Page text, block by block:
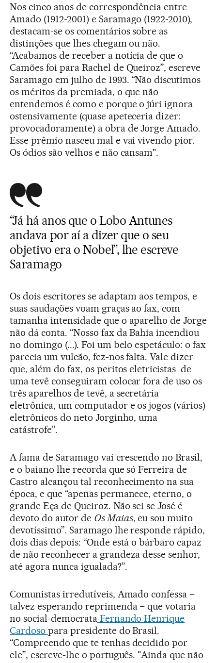
Nos cinco anos de correspondência entre
Amado (1912-2001) e Saramago (1922-2010),
destacam-se os comentários sobre as
distinções que lhes chegam ou não.
“Acabamos de receber a notícia de que o
Camões foi para Rachel de Queiroz”, escreve
Saramago em julho de 1993. “Não discutimos
os méritos da premiada, o que não
entendemos é como e porque o júri ignora
ostensivamente (quase apeteceria dizer:
provocadoramente) a obra de Jorge Amado.
Esse prêmio nasceu mal e vai vivendo pior.
Os ódios são velhos e não cansam".
“Já há anos que o Lobo Antunes
andava por aí a dizer que o seu
objetivo era o Nobel”, lhe escreve
Saramago
Os dois escritores se adaptam aos tempos, e
suas saudações voam graças ao fax, com
tamanha intensidade que o aparelho de Jorge
não dá conta. “Nosso fax da Bahia incendiou
no domingo (...). Foi um belo espetáculo: o fax
parecia um vulcão, fez-nos falta. Vale dizer
que, além do fax, os peritos eletricistas de
uma tevê conseguiram colocar fora de uso os
três aparelhos de tevê, a secretária
eletrônica, um computador e os jogos (vários)
eletrônicos do neto Jorginho, uma
catástrofe”.
A fama de Saramago vai crescendo no Brasil,
e o baiano lhe recorda que só Ferreira de
Castro alcançou tal reconhecimento na sua
época, e que “apenas permanece, eterno, o
grande Eça de Queiroz. Não sei se José é
devoto do autor de Os Maias, eu sou muito
devotíssimo”. Saramago lhe responde rápido,
dois dias depois: “Onde está o bárbaro capaz
de não reconhecer a grandeza desse senhor,
até agora nunca igualada?”.
Comunistas irredutíveis, Amado confessa –
talvez esperando reprimenda – que votaria
no social-democrataFernando Henrique
Cardoso para presidente do Brasil.
“Compreendo que te tenhas decidido por
ele”, escreve-lhe o português. "Ainda que não